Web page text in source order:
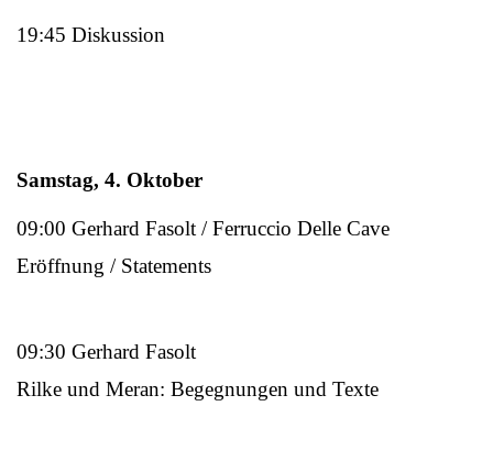
19:45 Diskussion
Samstag, 4. Oktober
09:00 Gerhard Fasolt / Ferruccio Delle Cave
Eröffnung / Statements
09:30 Gerhard Fasolt
Rilke und Meran: Begegnungen und Texte